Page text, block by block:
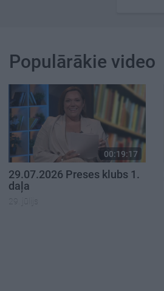
Populārākie video
00:19:17
29.07.2026 Preses klubs 1.
daļa
29. jūlijs